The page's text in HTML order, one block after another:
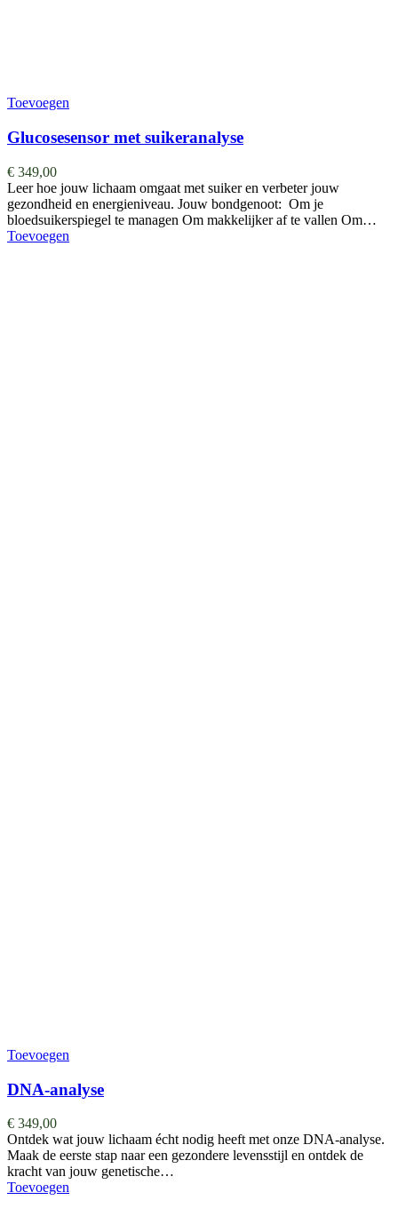
Toevoegen
Glucosesensor met suikeranalyse
€ 349,00
Leer hoe jouw lichaam omgaat met suiker en verbeter jouw
gezondheid en energieniveau. Jouw bondgenoot: Om je
bloedsuikerspiegel te managen Om makkelijker af te vallen Om…
Toevoegen
Toevoegen
DNA-analyse
€ 349,00
Ontdek wat jouw lichaam écht nodig heeft met onze DNA-analyse.
Maak de eerste stap naar een gezondere levensstijl en ontdek de
kracht van jouw genetische…
Toevoegen